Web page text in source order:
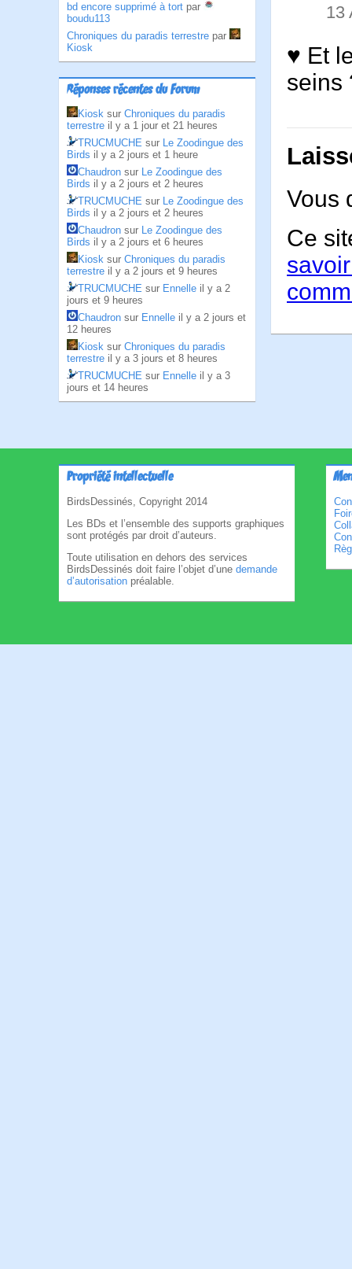
bd encore supprimé à tort par
boudu113
Chroniques du paradis terrestre par
Kiosk
Réponses récentes du Forum
Kiosk sur Chroniques du paradis
terrestre il y a 1 jour et 21 heures
TRUCMUCHE sur Le Zoodingue des
Birds il y a 2 jours et 1 heure
Chaudron sur Le Zoodingue des
Birds il y a 2 jours et 2 heures
TRUCMUCHE sur Le Zoodingue des
Birds il y a 2 jours et 2 heures
Chaudron sur Le Zoodingue des
Birds il y a 2 jours et 6 heures
Kiosk sur Chroniques du paradis
terrestre il y a 2 jours et 9 heures
TRUCMUCHE sur Ennelle il y a 2
jours et 9 heures
Chaudron sur Ennelle il y a 2 jours et
12 heures
Kiosk sur Chroniques du paradis
terrestre il y a 3 jours et 8 heures
TRUCMUCHE sur Ennelle il y a 3
jours et 14 heures
13
♥ Et
seins
Vous
Ce
Propriété intellectuelle
BirdsDessinés, Copyright 2014
Les BDs et l’ensemble des supports graphiques
sont protégés par droit d’auteurs.
Toute utilisation en dehors des services
BirdsDessinés doit faire l’objet d’une demande
d’autorisation préalable.